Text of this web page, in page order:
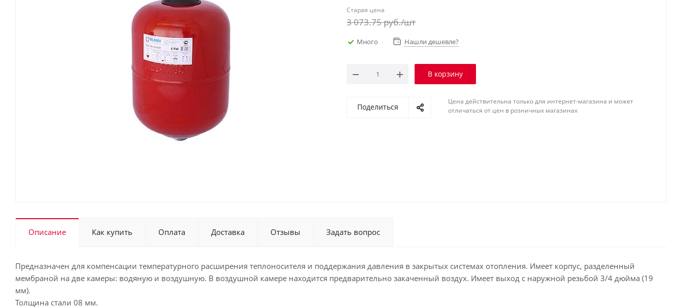
Старая цена
3 073.75руб./шт
Много Нашли дешевле?
В корзину
Поделиться
Цена действительна только для интернет-магазина и может
отличаться от цен в розничных магазинах
Описание Как купить Оплата Доставка Отзывы Задать вопрос
Предназначен для компенсации температурного расширения теплоносителя и поддержания давления в закрытых системах отопления. Имеет корпус, разделенный
мембраной на две камеры: водяную и воздушную. В воздушной камере находится предварительно закаченный воздух. Имеет выход с наружной резьбой 3/4 дюйма (19
мм).
Толщина стали 08 мм.